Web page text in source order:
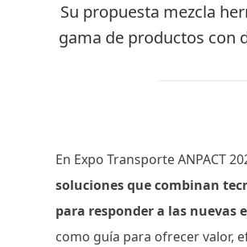
Su propuesta mezcla
gama de productos con
En Expo Transporte ANPACT
soluciones que combinan
para responder a las nuevas
como guía para ofrecer valor,